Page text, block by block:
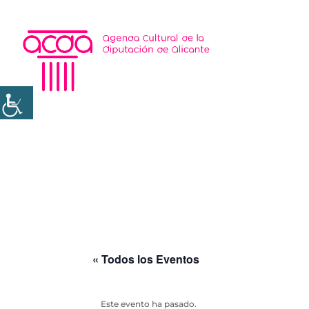
« Todos los Eventos
Este evento ha pasado.